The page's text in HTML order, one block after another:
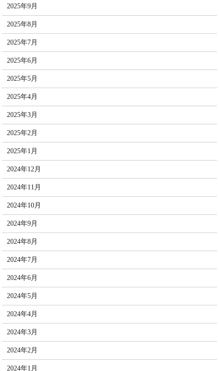
2025年9月
2025年8月
2025年7月
2025年6月
2025年5月
2025年4月
2025年3月
2025年2月
2025年1月
2024年12月
2024年11月
2024年10月
2024年9月
2024年8月
2024年7月
2024年6月
2024年5月
2024年4月
2024年3月
2024年2月
2024年1月